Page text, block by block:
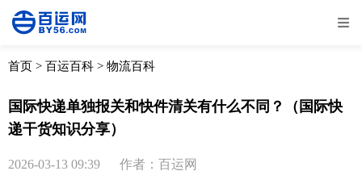
全部 物流资讯
取消
首页 > 百运百科 > 物流百科
国际快递单独报关和快件清关有什么不同？（国际快
递干货知识分享）
2026-03-13 09:39 作者：百运网